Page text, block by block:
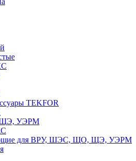
TEKFOR
ЩЭ, УЭРМ
для ВРУ, ШЭС, ЩО, ЩЭ, УЭРМ